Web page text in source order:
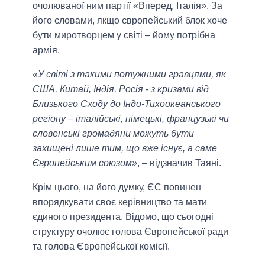
очолюваної ним партії «Вперед, Італія». За
його словами, якщо європейський блок хоче
бути миротворцем у світі – йому потрібна
армія.
«У світі з такими потужними гравцями, як
США, Китай, Індія, Росія - з кризами від
Близького Сходу до Індо-Тихоокеанського
регіону – італійські, німецькі, французькі чи
словенські громадяни можуть бути
захищені лише тим, що вже існує, а саме
Європейським союзом», – відзначив Таяні.
Крім цього, на його думку, ЄС повинен
впорядкувати своє керівництво та мати
єдиного президента. Відомо, що сьогодні
структуру очолює голова Європейської ради
та голова Європейської комісії.